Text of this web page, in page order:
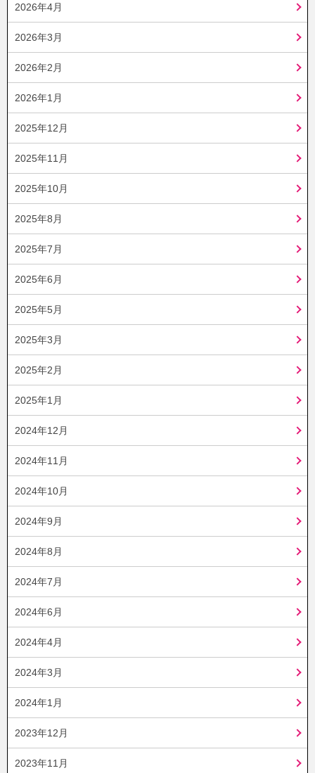
2026年4月
2026年3月
2026年2月
2026年1月
2025年12月
2025年11月
2025年10月
2025年8月
2025年7月
2025年6月
2025年5月
2025年3月
2025年2月
2025年1月
2024年12月
2024年11月
2024年10月
2024年9月
2024年8月
2024年7月
2024年6月
2024年4月
2024年3月
2024年1月
2023年12月
2023年11月